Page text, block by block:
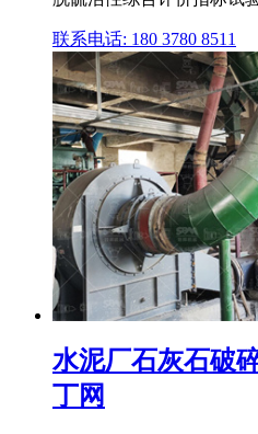
联系电话: 180 3780 8511
水泥厂石灰石破
丁网